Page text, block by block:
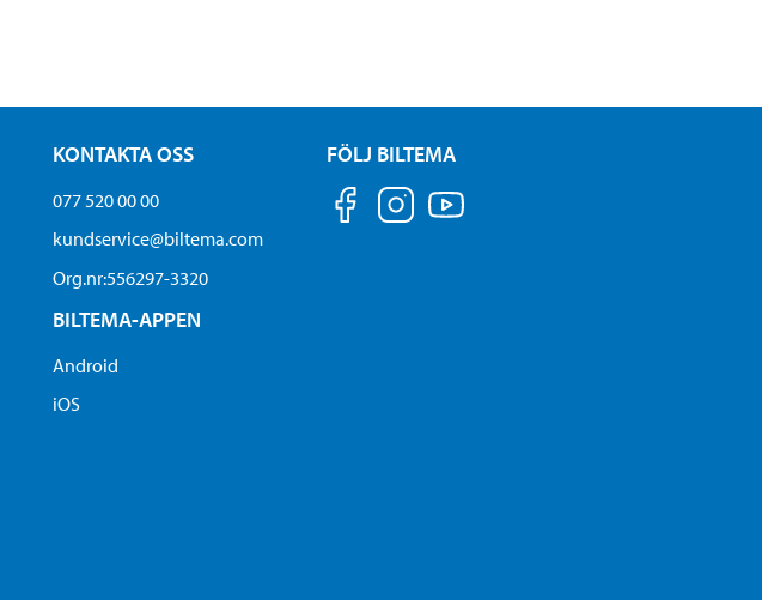
KONTAKTA OSS
077 520 00 00
kundservice@biltema.com
Org.nr:556297-3320
BILTEMA-APPEN
Android
iOS
FÖLJ BILTEMA